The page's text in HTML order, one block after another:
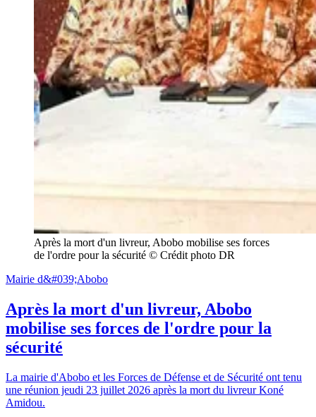
Après la mort d'un livreur, Abobo mobilise ses forces
de l'ordre pour la sécurité © Crédit photo DR
Mairie d&#039;Abobo
Après la mort d'un livreur, Abobo
mobilise ses forces de l'ordre pour la
sécurité
La mairie d'Abobo et les Forces de Défense et de Sécurité ont tenu
une réunion jeudi 23 juillet 2026 après la mort du livreur Koné
Amidou.